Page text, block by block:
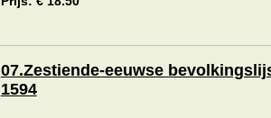
07.Zestiende-eeuwse
1594